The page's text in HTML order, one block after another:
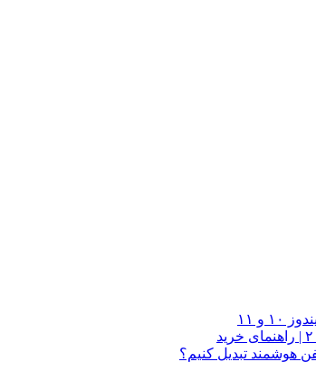
هوشمند تبدیل کنیم؟